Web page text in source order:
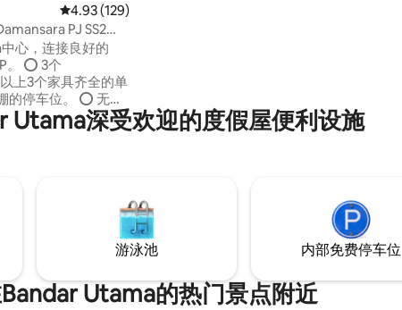
平均评分 4.93 分（满分 5 分），共 129 条评价
4.93 (129)
PJ SS2
心，连接良好的
。 ⭕️ 3个
上3个家具齐全的单
的停车位。 ⭕️ 无线
厨房配备
⭕️ 2间卫生
站、NSK杂货店、药
Utama深受欢迎的度假屋便利设施
游泳池 内部免费停车位
Utama的热门景点附近